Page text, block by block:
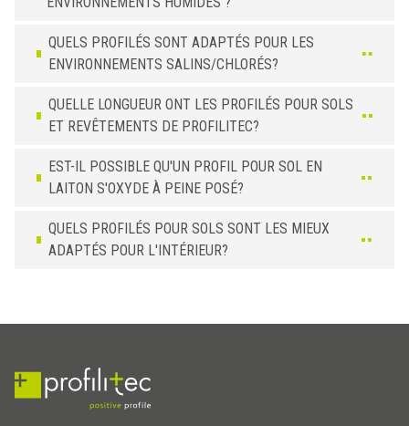
2,5 x 40
PT 400 ON
PT 305 ON
QUELS PROFILÉS SONT ADAPTÉS POUR LES
ENVIRONNEMENTS SALINS/CHLORÉS?
QUELLE LONGUEUR ONT LES PROFILÉS POUR SOLS
ET REVÊTEMENTS DE PROFILITEC?
EST-IL POSSIBLE QU'UN PROFIL POUR SOL EN
LAITON S'OXYDE À PEINE POSÉ?
QUELS PROFILÉS POUR SOLS SONT LES MIEUX
ADAPTÉS POUR L'INTÉRIEUR?